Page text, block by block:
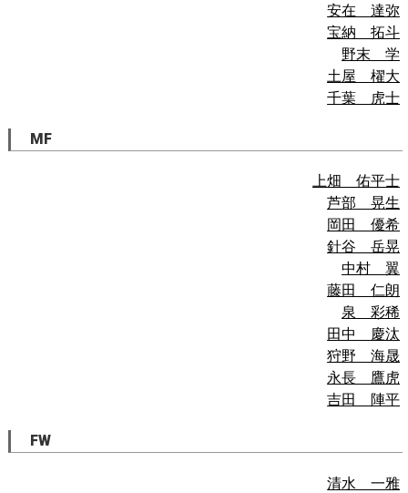
安在 達弥
宝納 拓斗
野末 学
土屋 櫂大
千葉 虎士
MF
上畑 佑平士
芦部 晃生
岡田 優希
針谷 岳晃
中村 翼
藤田 仁朗
泉 彩稀
田中 慶汰
狩野 海晟
永長 鷹虎
吉田 陣平
FW
清水 一雅